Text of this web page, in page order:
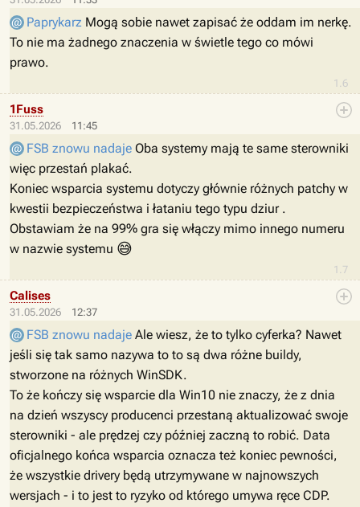
1.6
Paprykarz Mogą sobie nawet zapisać że oddam im nerkę.
To nie ma żadnego znaczenia w świetle tego co mówi
prawo.
31.05.2026 11:45
1.7
1Fuss
FSB znowu nadaje Oba systemy mają te same sterowniki
więc przestań plakać.
Koniec wsparcia systemu dotyczy głównie różnych patchy w
kwestii bezpieczeństwa i łataniu tego typu dziur .
Obstawiam że na 99% gra się włączy mimo innego numeru
w nazwie systemu 😅
31.05.2026 12:37
Calises
FSB znowu nadaje Ale wiesz, że to tylko cyferka? Nawet
jeśli się tak samo nazywa to to są dwa różne buildy,
stworzone na różnych WinSDK.
To że kończy się wsparcie dla Win10 nie znaczy, że z dnia
na dzień wszyscy producenci przestaną aktualizować swoje
sterowniki - ale prędzej czy później zaczną to robić. Data
oficjalnego końca wsparcia oznacza też koniec pewności,
że wszystkie drivery będą utrzymywane w najnowszych
wersjach - i to jest to ryzyko od którego umywa ręce CDP.